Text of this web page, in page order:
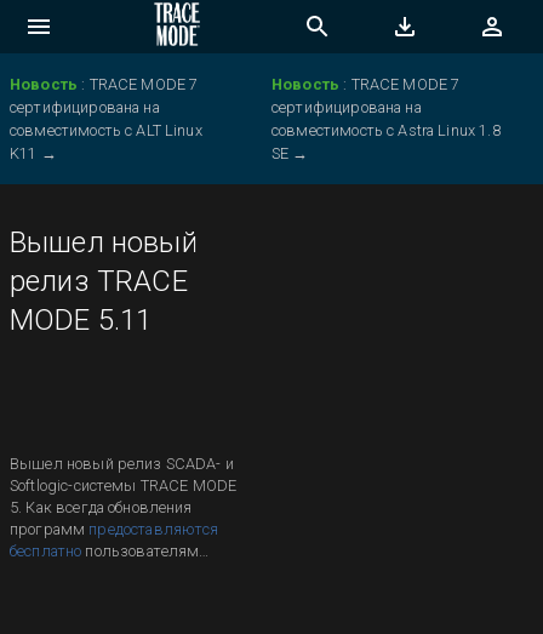
Новость : TRACE MODE 7
сертифицирована на
совместимость с ALT Linux
K11 →
Новость : TRACE MODE 7
сертифицирована на
совместимость с Astra Linux 1.8
SE →
Вышел новый
релиз TRACE
MODE 5.11
Вышел новый релиз SCADA- и
Softlogic-системы TRACE MODE
5. Как всегда обновления
программ предоставляются
бесплатно пользователям